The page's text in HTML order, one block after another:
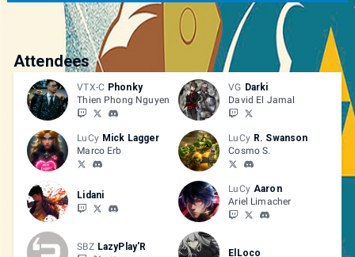
Attendees
VTX-C Phonky
Thien Phong Nguyen
VG Darki
David El Jamal
LuCy Mick Lagger
Marco Erb
LuCy R. Swanson
Cosmo S.
Lidani
LuCy Aaron
Ariel Limacher
SBZ LazyPlay'R
ElLoco